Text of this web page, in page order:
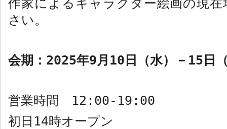
作家によるキャラクター絵画の現
さい。
会期： 2025年9月 10 日（水）－ 15 日
営業時間
12:00-19:00
初日 14時オープン